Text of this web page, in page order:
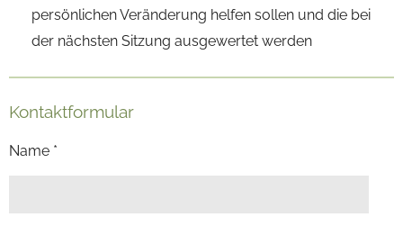
persönlichen Veränderung helfen sollen und die bei
der nächsten Sitzung ausgewertet werden
Kontaktformular
Name *